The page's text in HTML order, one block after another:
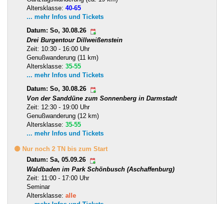
Altersklasse: 40-65
... mehr Infos und Tickets
Datum: So, 30.08.26
Drei Burgentour Dillweißenstein
Zeit: 10:30 - 16:00 Uhr
Genußwanderung (11 km)
Altersklasse: 35-55
... mehr Infos und Tickets
Datum: So, 30.08.26
Von der Sanddüne zum Sonnenberg in Darmstadt
Zeit: 12:30 - 19:00 Uhr
Genußwanderung (12 km)
Altersklasse: 35-55
... mehr Infos und Tickets
🟡 Nur noch 2 TN bis zum Start
Datum: Sa, 05.09.26
Waldbaden im Park Schönbusch (Aschaffenburg)
Zeit: 11:00 - 17:00 Uhr
Seminar
Altersklasse: alle